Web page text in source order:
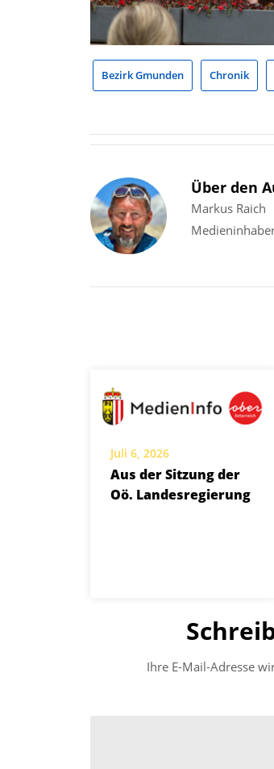
Bezirk Gmunden Chronik
Über den
Markus Raich
Juli 6, 2026
Aus der Sitzung der
Oö. Landesregierung
Ihre E-Mail-Adresse